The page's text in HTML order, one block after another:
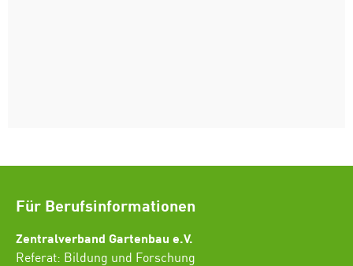
Für Berufsinformationen
Zentralverband Gartenbau e.V.
Referat: Bildung und Forschung